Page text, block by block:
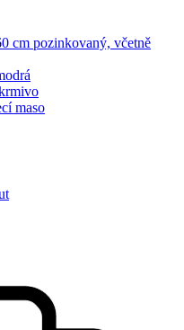
cm pozinkovaný, včetně
maso